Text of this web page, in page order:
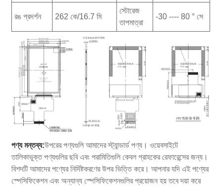
রঙ প্রদর্শন 262 কে/16.7 মি
স্টোরেজ
তাপমাত্রা
-30 ---- 80 ° সে
পণ্য মন্তব্য:উপরের পণ্যগুলি আমাদের স্ট্যান্ডার্ড পণ্য। ওয়েবসাইটে
তালিকাভুক্ত পণ্যগুলির ছবি এবং পরামিতিগুলি কেবল গ্রাহকের রেফারেন্সের জন্য।
বিশদটি আমাদের পণ্যের নির্দিষ্টকরণের উপর ভিত্তি করে। আপনার যদি এই পণ্যের
স্পেসিফিকেশন এবং অন্যান্য স্পেসিফিকেশনগুলির প্রয়োজন হয় তবে দয়া করে